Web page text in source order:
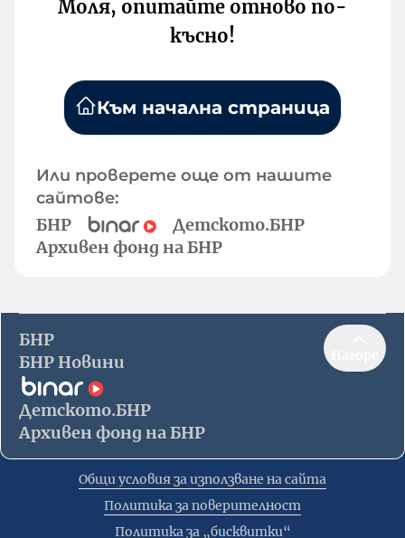
Моля, опитайте отново по-
късно!
Към начална страница
Или проверете още от нашите
сайтове:
БНР
Детското.БНР
Архивен фонд на БНР
БНР
БНР Новини
Детското.БНР
Архивен фонд на БНР
Общи условия за използване на сайта
Политика за поверителност
Политика за „бисквитки“